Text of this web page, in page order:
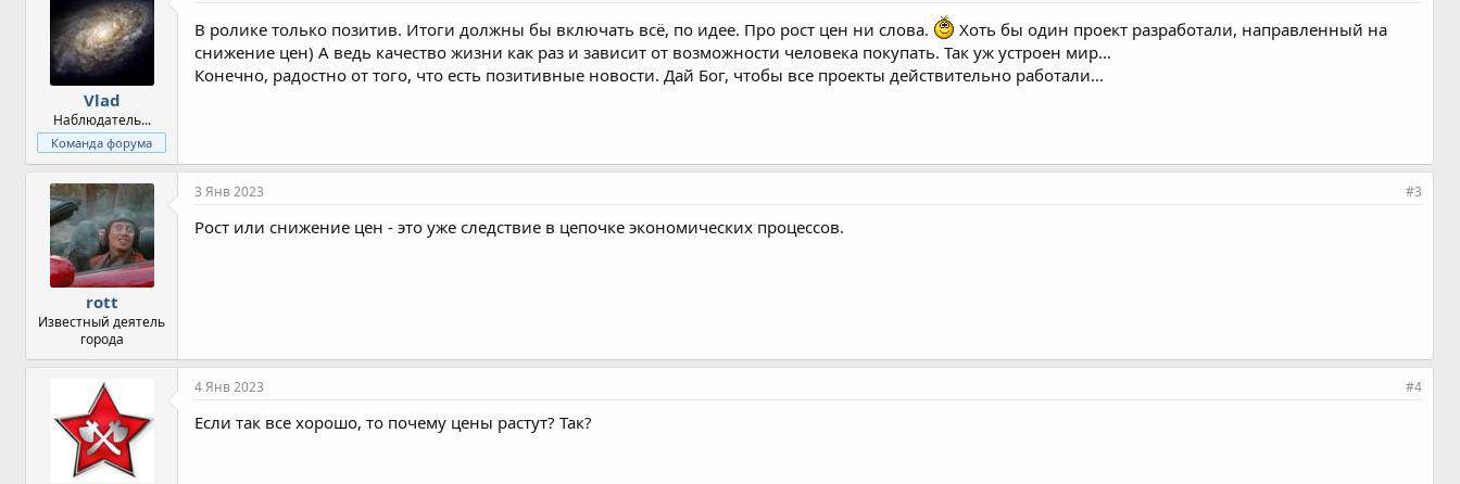
и
и
:
Vlad
Наблюдатель...
Команда форума
В ролике только позитив. Итоги должны бы включать всё, по идее. Про рост цен ни слова.
Хоть бы один проект разработали, направленный на
снижение цен) А ведь качество жизни как раз и зависит от возможности человека покупать. Так уж устроен мир...
Конечно, радостно от того, что есть позитивные новости. Дай Бог, чтобы все проекты действительно работали...
rott
Известный деятель
города
3 Янв 2023 #3
Рост или снижение цен - это уже следствие в цепочке экономических процессов.
4 Янв 2023 #4
Если так все хорошо, то почему цены растут? Так?